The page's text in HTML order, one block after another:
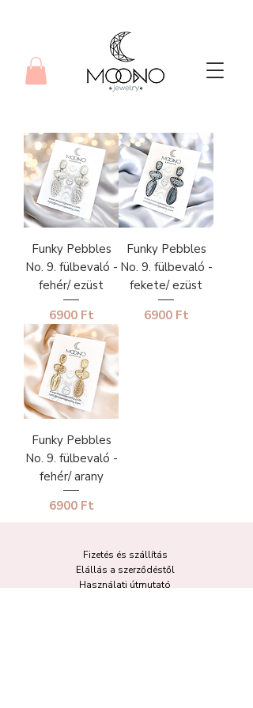
Funky Pebbles
No. 9. fülbevaló -
fehér/ ezüst
Ár
6900 Ft
Funky Pebbles
No. 9. fülbevaló -
fekete/ ezüst
Ár
6900 Ft
Funky Pebbles
No. 9. fülbevaló -
fehér/ arany
Ár
6900 Ft
Fizetés és szállítás
Elállás a szerződéstől
Használati útmutató